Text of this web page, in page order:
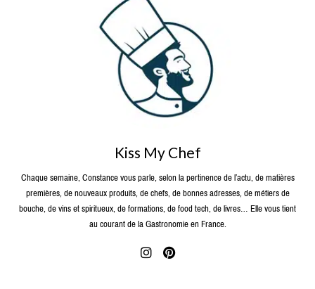
Kiss My Chef
Chaque semaine, Constance vous parle, selon la pertinence de l’actu, de matières
premières, de nouveaux produits, de chefs, de bonnes adresses, de métiers de
bouche, de vins et spiritueux, de formations, de food tech, de livres… Elle vous tient
au courant de la Gastronomie en France.